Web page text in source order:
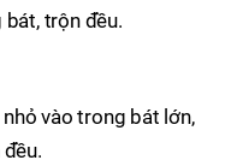
trộn đều.
vào trong bát lớn,